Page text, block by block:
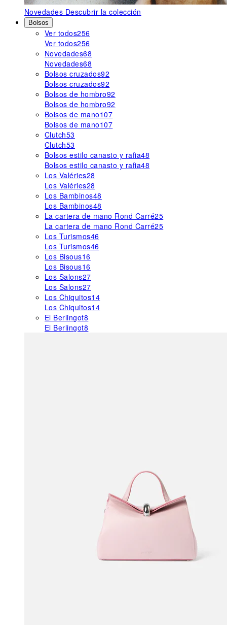
Novedades Descubrir la colección
Bolsos
Ver todos256
Ver todos256
Novedades68
Novedades68
Bolsos cruzados92
Bolsos cruzados92
Bolsos de hombro92
Bolsos de hombro92
Bolsos de mano107
Bolsos de mano107
Clutch53
Clutch53
Bolsos estilo canasto y rafia48
Bolsos estilo canasto y rafia48
Los Valéries28
Los Valéries28
Los Bambinos48
Los Bambinos48
La cartera de mano Rond Carré25
La cartera de mano Rond Carré25
Los Turismos46
Los Turismos46
Los Bisous16
Los Bisous16
Los Salons27
Los Salons27
Los Chiquitos14
Los Chiquitos14
El Berlingot8
El Berlingot8